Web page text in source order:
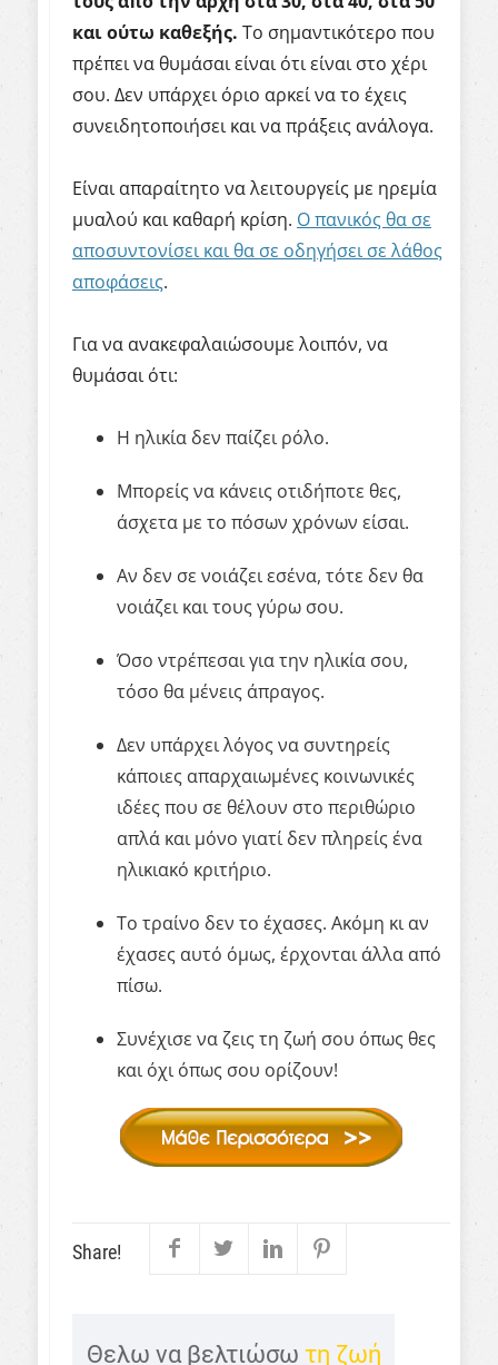
και ούτω καθεξής. Το σημαντικότερο που
πρέπει να θυμάσαι είναι ότι είναι στο χέρι
σου. Δεν υπάρχει όριο αρκεί να το έχεις
συνειδητοποιήσει και να πράξεις ανάλογα.
Είναι απαραίτητο να λειτουργείς με ηρεμία
μυαλού και καθαρή κρίση. Ο πανικός θα σε
αποσυντονίσει και θα σε οδηγήσει σε λάθος
αποφάσεις.
Για να ανακεφαλαιώσουμε λοιπόν, να
θυμάσαι ότι:
Η ηλικία δεν παίζει ρόλο.
Μπορείς να κάνεις οτιδήποτε θες,
άσχετα με το πόσων χρόνων είσαι.
Αν δεν σε νοιάζει εσένα, τότε δεν θα
νοιάζει και τους γύρω σου.
Όσο ντρέπεσαι για την ηλικία σου,
τόσο θα μένεις άπραγος.
Δεν υπάρχει λόγος να συντηρείς
κάποιες απαρχαιωμένες κοινωνικές
ιδέες που σε θέλουν στο περιθώριο
απλά και μόνο γιατί δεν πληρείς ένα
ηλικιακό κριτήριο.
Το τραίνο δεν το έχασες. Ακόμη κι αν
έχασες αυτό όμως, έρχονται άλλα από
πίσω.
Συνέχισε να ζεις τη ζωή σου όπως θες
και όχι όπως σου ορίζουν!
Share!
Θελω να βελτιώσω τη ζωή